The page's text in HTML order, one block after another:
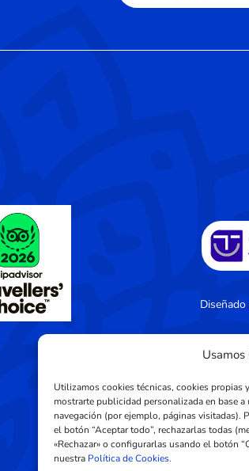
Usamos
Utilizamos cookies técnicas, cookies propias
mostrarte publicidad personalizada en base
navegación (por ejemplo, páginas visitadas).
el botón “Aceptar todo”, rechazarlas todas
«Rechazar» o configurarlas usando el botón
nuestra Política de Cookies.